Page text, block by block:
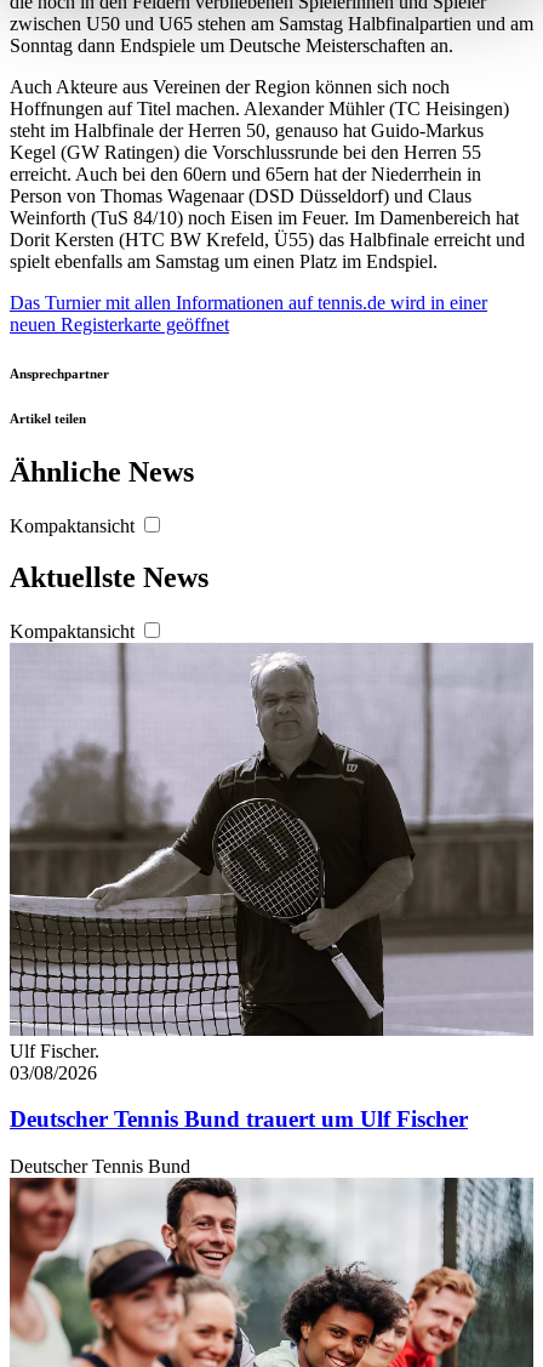
Erfahren Sie mehr darüber, wie Ihre persönlichen Daten
verarbeitet werden, und legen Sie Ihre Präferenzen im
Abschnitt Einzelheitenfest.
Wir verwenden Cookies, um Inhalte und Anzeigen zu
personalisieren, Funktionen für soziale Medien anbieten
zu können und die Zugriffe auf unsere Website zu
analysieren. Außerdem geben wir Informationen zu Ihrer
Verwendung unserer Website an unsere Partner für
Partner führen diese Informationen möglicherweise mit
weiteren Daten zusammen, die Sie ihnen bereitgestellt
haben oder die sie im Rahmen Ihrer Nutzung der Dienste
jederzeit über den Link im Footer aufgerufen und
zwischen U50 und U65 stehen am Samstag Halbfinalpartien und am
Sonntag dann Endspiele um Deutsche Meisterschaften an.
Auch Akteure aus Vereinen der Region können sich noch
Hoffnungen auf Titel machen. Alexander Mühler (TC Heisingen)
steht im Halbfinale der Herren 50, genauso hat Guido-Markus
Kegel (GW Ratingen) die Vorschlussrunde bei den Herren 55
erreicht. Auch bei den 60ern und 65ern hat der Niederrhein in
Person von Thomas Wagenaar (DSD Düsseldorf) und Claus
Weinforth (TuS 84/10) noch Eisen im Feuer. Im Damenbereich hat
Dorit Kersten (HTC BW Krefeld, Ü55) das Halbfinale erreicht und
spielt ebenfalls am Samstag um einen Platz im Endspiel.
Das Turnier mit allen Informationen auf tennis.de wird in einer
neuen Registerkarte geöffnet
Ansprechpartner
Artikel teilen
Ähnliche News
Kompaktansicht
Aktuellste News
Kompaktansicht
Ulf Fischer.
03/08/2026
Deutscher Tennis Bund trauert um Ulf Fischer
Deutscher Tennis Bund